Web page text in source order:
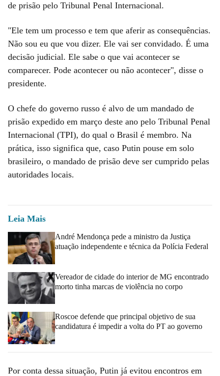
de prisão pelo Tribunal Penal Internacional.
"Ele tem um processo e tem que aferir as consequências.
Não sou eu que vou dizer. Ele vai ser convidado. É uma
decisão judicial. Ele sabe o que vai acontecer se
comparecer. Pode acontecer ou não acontecer", disse o
presidente.
O chefe do governo russo é alvo de um mandado de
prisão expedido em março deste ano pelo Tribunal Penal
Internacional (TPI), do qual o Brasil é membro. Na
prática, isso significa que, caso Putin pouse em solo
brasileiro, o mandado de prisão deve ser cumprido pelas
autoridades locais.
Leia Mais
André Mendonça pede a ministro da Justiça
atuação independente e técnica da Polícia Federal
Vereador de cidade do interior de MG encontrado
morto tinha marcas de violência no corpo
Roscoe defende que principal objetivo de sua
candidatura é impedir a volta do PT ao governo
Por conta dessa situação, Putin já evitou encontros em